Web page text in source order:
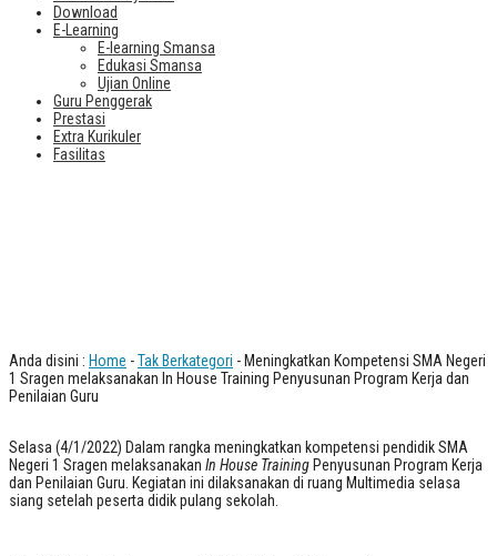
Download
E-Learning
E-learning Smansa
Edukasi Smansa
Ujian Online
Guru Penggerak
Prestasi
Extra Kurikuler
Fasilitas
Anda disini : Home -Tak Berkategori - Meningkatkan Kompetensi SMA Negeri
1 Sragen melaksanakan In House Training Penyusunan Program Kerja dan
Penilaian Guru
Selasa (4/1/2022) Dalam rangka meningkatkan kompetensi pendidik SMA
Negeri 1 Sragen melaksanakan In House TrainingPenyusunan Program Kerja
dan Penilaian Guru. Kegiatan ini dilaksanakan di ruang Multimedia selasa
siang setelah peserta didik pulang sekolah.